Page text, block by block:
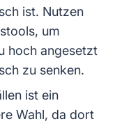
ist. Nutzen
um
hoch angesetzt
zu senken.
ist ein
Wahl, da dort